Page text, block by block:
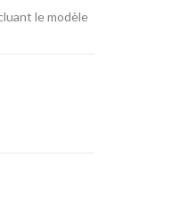
le modèle